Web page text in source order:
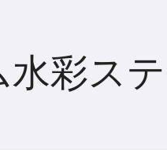
Tiếng Việt
彩ス